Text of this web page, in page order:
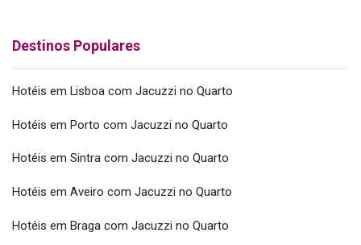
Destinos Populares
Hotéis em Lisboa com Jacuzzi no Quarto
Hotéis em Porto com Jacuzzi no Quarto
Hotéis em Sintra com Jacuzzi no Quarto
Hotéis em Aveiro com Jacuzzi no Quarto
Hotéis em Braga com Jacuzzi no Quarto